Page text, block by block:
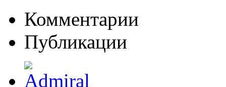
Комментарии
Публикации